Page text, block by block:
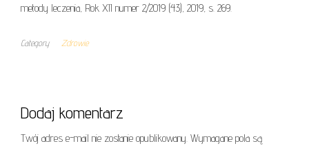
metody leczenia, Rok XII numer 2/2019 (43), 2019, s. 269.
Category Zdrowie
Dodaj komentarz
Twój adres e-mail nie zostanie opublikowany. Wymagane pola są